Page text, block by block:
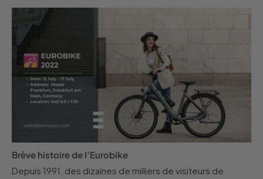
Brève histoire de l’Eurobike
Depuis 1991, des dizaines de milliers de visiteurs de